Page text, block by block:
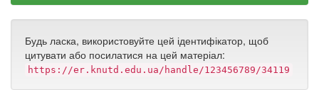
Будь ласка, використовуйте цей ідентифікатор, щоб
цитувати або посилатися на цей матеріал:
https://er.knutd.edu.ua/handle/123456789/34119